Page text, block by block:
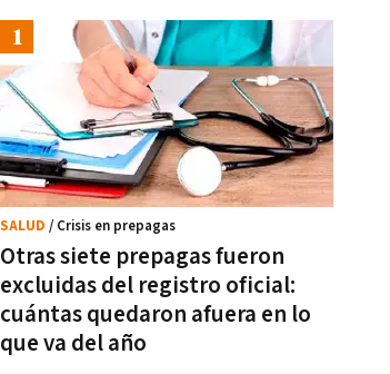
Otras siete prepagas fueron
excluidas del registro oficial:
cuántas quedaron afuera en lo
que va del año
SALUD / Crisis en prepagas